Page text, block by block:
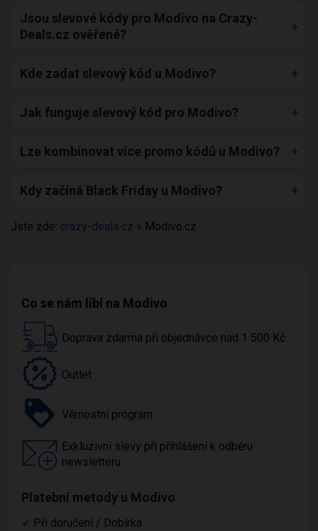
Jsou slevové kódy pro Modivo na Crazy-
Deals.cz ověřené?
Kde zadat slevový kód u Modivo?
Jak funguje slevový kód pro Modivo?
Lze kombinovat více promo kódů u Modivo?
Kdy začíná Black Friday u Modivo?
Jste zde: crazy-deals.cz » Modivo.cz
Co se nám líbí na Modivo
Doprava zdarma při objednávce nad 1 500 Kč
Outlet
Věrnostní program
Exkluzivní slevy při přihlášení k odběru
newsletteru
Platební metody u Modivo
✓ Při doručení / Dobírka